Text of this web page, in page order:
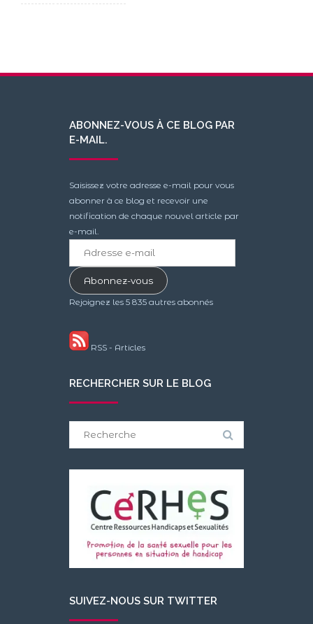
ABONNEZ-VOUS À CE BLOG PAR
E-MAIL.
Saisissez votre adresse e-mail pour vous
abonner à ce blog et recevoir une
notification de chaque nouvel article par
e-mail.
mailAbonnez-vous
Rejoignez les 5 835 autres abonnés
RSS - Articles
RECHERCHER SUR LE BLOG
SUIVEZ-NOUS SUR TWITTER